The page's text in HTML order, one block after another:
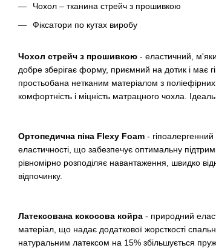
Чохол – тканина стрейч з прошивкою
Фіксатори по кутах виробу
Чохол стрейч з прошивкою - еластичний,
добре зберігає форму, приємний на дотик і має
простьобана нетканим матеріалом з
комфортність і міцність матрацного чохла.
Ортопедична піна Flexy Foam -
еластичності, що забезпечує оптимальну
рівномірно розподіляє навантаження, швидко
відпочинку.
Латексована кокосова койра - природний
матеріал, що надає додаткової жорсткості
натуральним латексом на 15% збільшується